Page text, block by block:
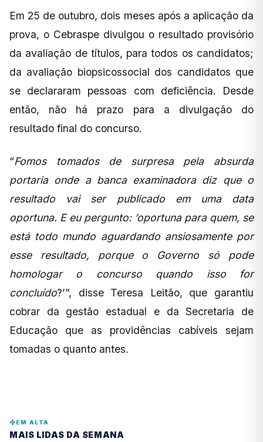
Em 25 de outubro, dois meses após a aplicação da
prova, o Cebraspe divulgou o resultado provisório
da avaliação de títulos, para todos os candidatos;
da avaliação biopsicossocial dos candidatos que
se declararam pessoas com deficiência. Desde
então, não há prazo para a divulgação do
resultado final do concurso.
“Fomos tomados de surpresa pela absurda
portaria onde a banca examinadora diz que o
resultado vai ser publicado em uma data
oportuna. E eu pergunto: ‘oportuna para quem, se
está todo mundo aguardando ansiosamente por
esse resultado, porque o Governo só pode
homologar o concurso quando isso for
concluído?’”, disse Teresa Leitão, que garantiu
cobrar da gestão estadual e da Secretaria de
Educação que as providências cabíveis sejam
tomadas o quanto antes.
EM ALTA
MAIS LIDAS DA SEMANA